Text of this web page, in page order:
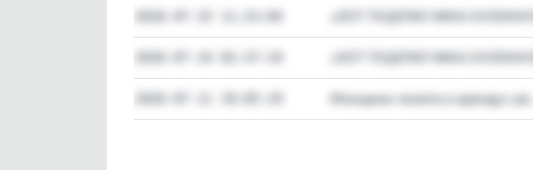
Женщина «взяла в аренду» ре...